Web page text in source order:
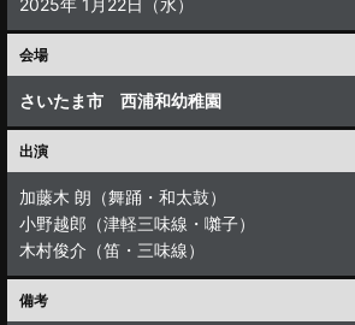
2025年 1月22日（水）
会場
さいたま市 西浦和幼稚園
出演
加藤木 朗（舞踊・和太鼓）
小野越郎（津軽三味線・囃子）
木村俊介（笛・三味線）
備考